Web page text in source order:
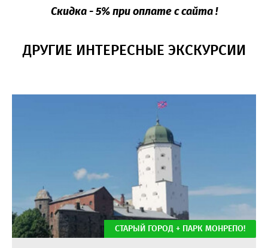
Скидка - 5% при оплате с сайта !
ДРУГИЕ ИНТЕРЕСНЫЕ ЭКСКУРСИИ
СТАРЫЙ ГОРОД + ПАРК МОНРЕПО!